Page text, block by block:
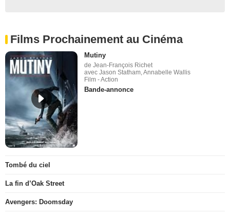
Films Prochainement au Cinéma
Mutiny
de Jean-François Richet
avec Jason Statham, Annabelle Wallis
Film - Action
Bande-annonce
Tombé du ciel
La fin d’Oak Street
Avengers: Doomsday